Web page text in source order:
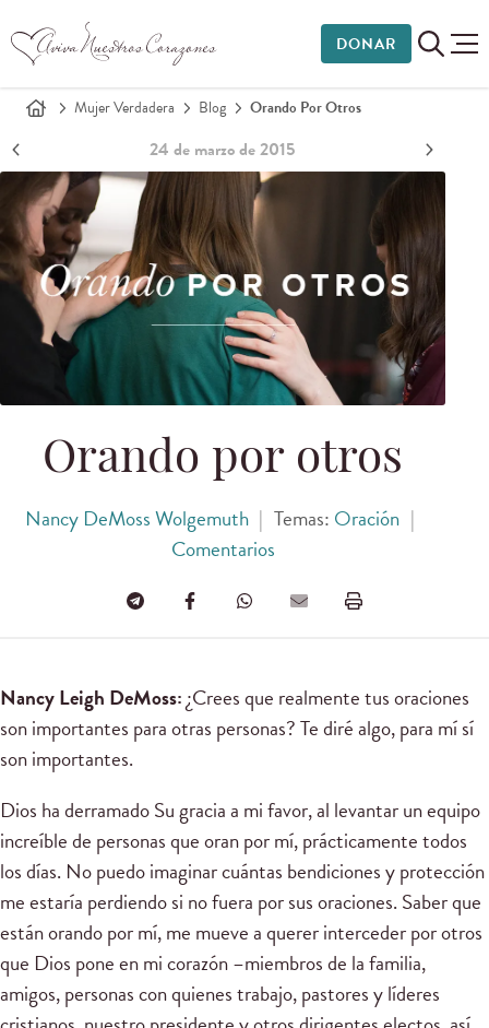
DONAR
Mujer Verdadera Blog Orando Por Otros
24 de marzo de 2015
Orando por otros
Nancy DeMoss Wolgemuth | Temas: Oración |
Comentarios
Nancy Leigh DeMoss:¿Crees que realmente tus oraciones
son importantes para otras personas? Te diré algo, para mí sí
son importantes.
Dios ha derramado Su gracia a mi favor, al levantar un equipo
increíble de personas que oran por mí, prácticamente todos
los días. No puedo imaginar cuántas bendiciones y protección
me estaría perdiendo si no fuera por sus oraciones. Saber que
están orando por mí, me mueve a querer interceder por otros
que Dios pone en mi corazón –miembros de la familia,
amigos, personas con quienes trabajo, pastores y líderes